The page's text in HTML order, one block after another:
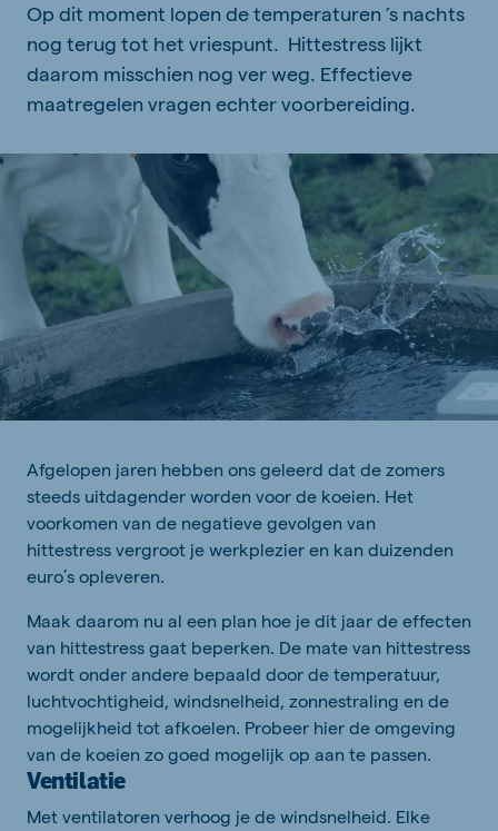
Op dit moment lopen de temperaturen ’s nachts
nog terug tot het vriespunt. Hittestress lijkt
daarom misschien nog ver weg. Effectieve
maatregelen vragen echter voorbereiding.
Afgelopen jaren hebben ons geleerd dat de zomers
steeds uitdagender worden voor de koeien. Het
voorkomen van de negatieve gevolgen van
hittestress vergroot je werkplezier en kan duizenden
euro’s opleveren.
Maak daarom nu al een plan hoe je dit jaar de effecten
van hittestress gaat beperken. De mate van hittestress
wordt onder andere bepaald door de temperatuur,
luchtvochtigheid, windsnelheid, zonnestraling en de
mogelijkheid tot afkoelen. Probeer hier de omgeving
van de koeien zo goed mogelijk op aan te passen.
Ventilatie
Met ventilatoren verhoog je de windsnelheid. Elke